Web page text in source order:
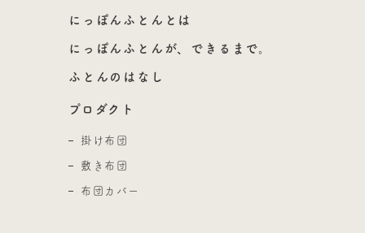
にっぽんふとんとは
にっぽんふとんが、できるまで。
ふとんのはなし
プロダクト
掛け布団
敷き布団
布団カバー